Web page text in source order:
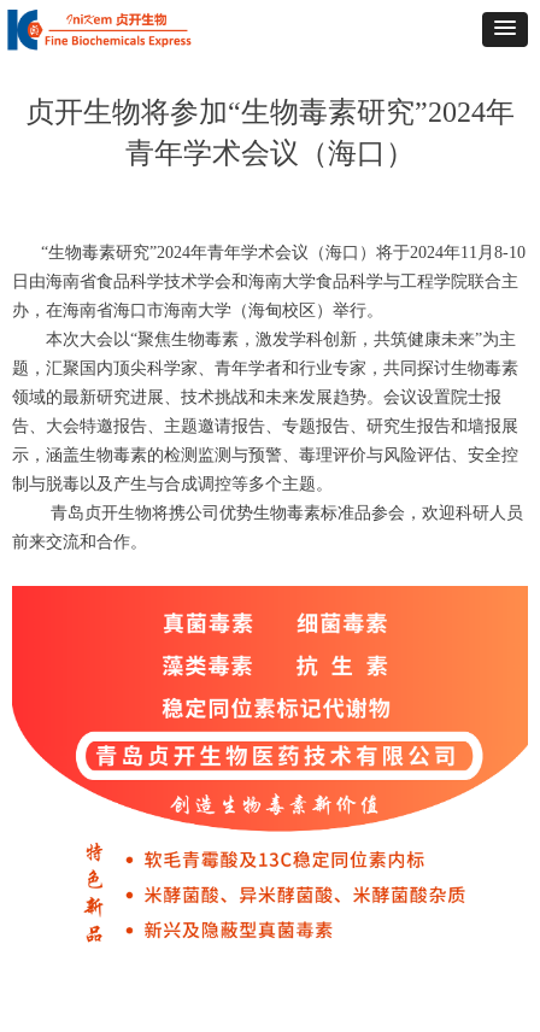
贞开生物将参加“生物毒素研究”2024年
青年学术会议（海口）
“生物毒素研究”2024年青年学术会议（海口）将于2024年11月8-10
日由海南省食品科学技术学会和海南大学食品科学与工程学院联合主
办，在海南省海口市海南大学（海甸校区）举行。
本次大会以“聚焦生物毒素，激发学科创新，共筑健康未来”为主
题，汇聚国内顶尖科学家、青年学者和行业专家，共同探讨生物毒素
领域的最新研究进展、技术挑战和未来发展趋势。会议设置院士报
告、大会特邀报告、主题邀请报告、专题报告、研究生报告和墙报展
示，涵盖生物毒素的检测监测与预警、毒理评价与风险评估、安全控
制与脱毒以及产生与合成调控等多个主题。
青岛贞开生物将携公司优势生物毒素标准品参会，欢迎科研人员
前来交流和合作。